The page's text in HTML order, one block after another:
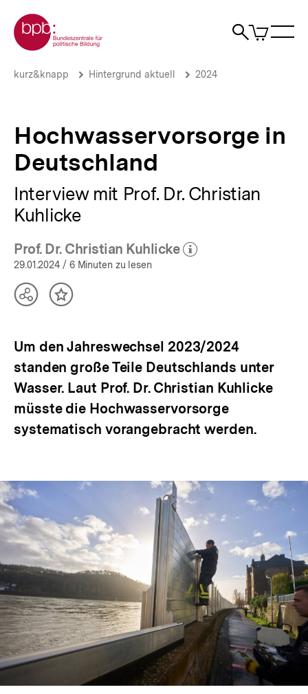
zum
Seiteninhalt
springen
Zur Startseite der bpb
Suche
Artikel
im
Hochwasservorsorge
Hintergrund
aktuell
bpb.de
Brotkrümelnavigation
Pfadnavigation
kurz&knapp Hintergrund aktuell 2024
Hochwasservorsorge in
Deutschland
Interview mit Prof. Dr. Christian
Kuhlicke
Prof. Dr. Christian Kuhlicke
(Mehr zum Autor)
29.01.2024 / 6 Minuten zu lesen
TeilenInhalt
Um den Jahreswechsel 2023/2024
standen große Teile Deutschlands unter
Wasser. Laut Prof. Dr. Christian Kuhlicke
müsste die Hochwasservorsorge
systematisch vorangebracht werden.